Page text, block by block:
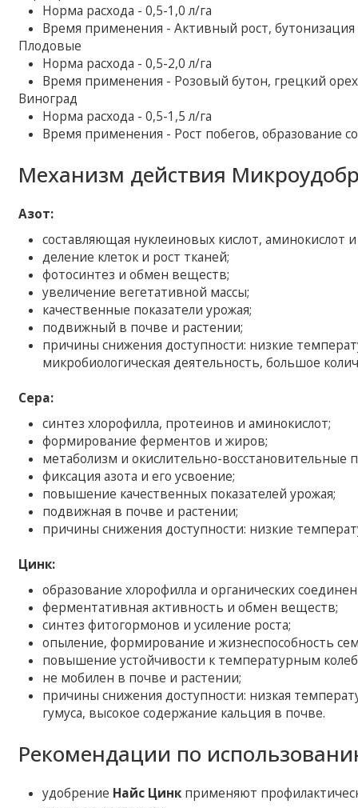
Норма расхода - 0,5-1,0 л/га
Время применения - Активный рост, бутонизация
Плодовые
Норма расхода - 0,5-2,0 л/га
Время применения - Розовый бутон, грецкий
Виноград
Норма расхода - 0,5-1,5 л/га
Время применения - Рост побегов, образование
Механизм действия
Азот:
составляющая нуклеиновых кислот, аминокислот
деление клеток и рост тканей;
фотосинтез и обмен веществ;
увеличение вегетативной массы;
качественные показатели урожая;
подвижный в почве и растении;
причины снижения доступности: низкие
микробиологическая деятельность, большое
Сера:
синтез хлорофилла, протеинов и аминокислот;
формирование ферментов и жиров;
метаболизм и окислительно-восстановительные
фиксация азота и его усвоение;
повышение качественных показателей урожая;
подвижная в почве и растении;
причины снижения доступности: низкие
Цинк:
образование хлорофилла и органических
ферментативная активность и обмен веществ;
синтез фитогормонов и усиление роста;
опыление, формирование и жизнеспособность
повышение устойчивости к температурным
не мобилен в почве и растении;
причины снижения доступности: низкая
гумуса, высокое содержание кальция в почве.
Рекомендации по
удобрение Найс Цинк применяют